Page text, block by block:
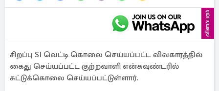
விளம்பரம்
சிறப்பு SI வெட்டி கொலை செய்யப்பட்ட விவகாரத்தில்
கைது செய்யப்பட்ட குற்றவாளி என்கவுண்டரில்
சுட்டுக்கொலை செய்யப்பட்டுள்ளார்.